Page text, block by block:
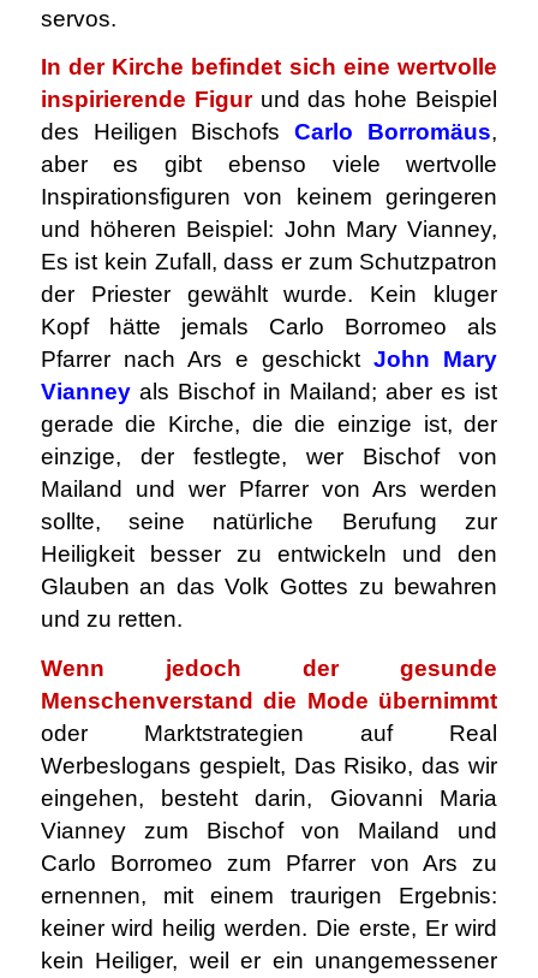
servos.
In der Kirche befindet sich eine wertvolle
inspirierende Figurund das hohe Beispiel
des Heiligen BischofsCarlo Borromäus,
aber es gibt ebenso viele wertvolle
Inspirationsfiguren von keinem geringeren
und höheren Beispiel: John Mary Vianney,
Es ist kein Zufall, dass er zum Schutzpatron
der Priester gewählt wurde. Kein kluger
Kopf hätte jemals Carlo Borromeo als
Pfarrer nach Ars e geschicktJohn Mary
Vianney als Bischof in Mailand; aber es ist
gerade die Kirche, die die einzige ist, der
einzige, der festlegte, wer Bischof von
Mailand und wer Pfarrer von Ars werden
sollte, seine natürliche Berufung zur
Heiligkeit besser zu entwickeln und den
Glauben an das Volk Gottes zu bewahren
und zu retten.
Wenn jedoch der gesunde
Menschenverstand die Mode übernimmt
oder Marktstrategien auf Real
Werbeslogans gespielt, Das Risiko, das wir
eingehen, besteht darin, Giovanni Maria
Vianney zum Bischof von Mailand und
Carlo Borromeo zum Pfarrer von Ars zu
ernennen, mit einem traurigen Ergebnis:
keiner wird heilig werden. Die erste, Er wird
kein Heiliger, weil er ein unangemessener